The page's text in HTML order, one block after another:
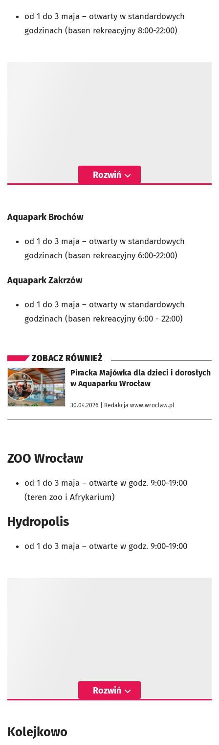
od 1 do 3 maja – otwarty w standardowych
godzinach (basen rekreacyjny 8:00-22:00)
Rozwiń
Aquapark Brochów
od 1 do 3 maja – otwarty w standardowych
godzinach (basen rekreacyjny 6:00-22:00)
Aquapark Zakrzów
od 1 do 3 maja – otwarty w standardowych
godzinach (basen rekreacyjny 6:00 - 22:00)
ZOBACZ RÓWNIEŻ
Piracka Majówka dla dzieci i dorosłych
w Aquaparku Wrocław
30.04.2026 | Redakcja www.wroclaw.pl
otworzy się w nowej karcie
ZOO Wrocław
od 1 do 3 maja – otwarte w godz. 9:00-19:00
(teren zoo i Afrykarium)
Hydropolis
od 1 do 3 maja – otwarte w godz. 9:00-19:00
Rozwiń
Kolejkowo